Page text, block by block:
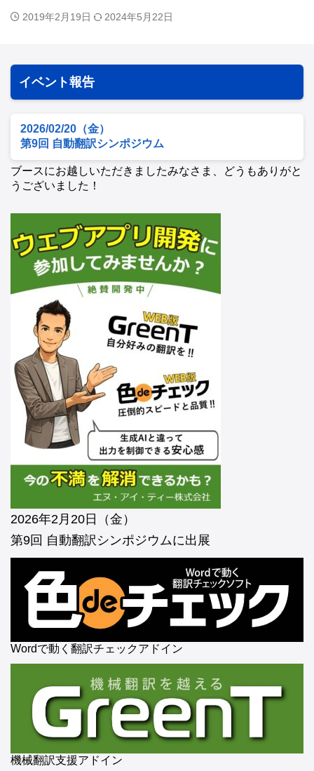
2019年2月19日 2024年5月22日
イベント報告
2026/02/20（金）
第9回 自動翻訳シンポジウム
ブースにお越しいただきましたみなさま、どうもありがと
うございました！
2026年2月20日（金）
第9回 自動翻訳シンポジウムに出展
Wordで動く翻訳チェックアドイン
機械翻訳支援アドイン